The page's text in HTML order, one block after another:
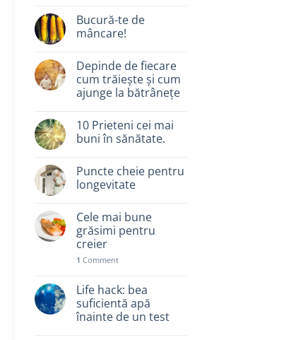
Bucură-te de
mâncare!
Depinde de fiecare
cum trăiește și cum
ajunge la bătrânețe
10 Prieteni cei mai
buni în sănătate.
Puncte cheie pentru
longevitate
Cele mai bune
grăsimi pentru
creier
1 Comment
Life hack: bea
suficientă apă
înainte de un test